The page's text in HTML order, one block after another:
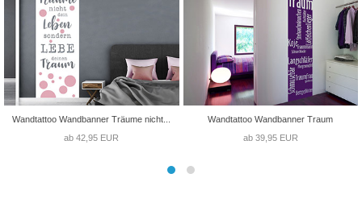
Wandtattoo Wandbanner Träume nicht...
ab 42,95 EUR
Wandtattoo Wandbanner Traum
ab 39,95 EUR